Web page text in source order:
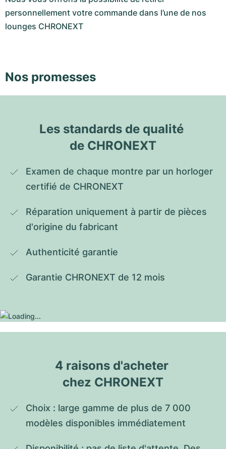
personnellement votre commande dans l’une de nos
lounges CHRONEXT
Nos promesses
Les standards de qualité
de CHRONEXT
Examen de chaque montre par un horloger
certifié de CHRONEXT
Réparation uniquement à partir de pièces
d'origine du fabricant
Authenticité garantie
Garantie CHRONEXT de 12 mois
4 raisons d'acheter
chez CHRONEXT
Choix : large gamme de plus de 7 000
modèles disponibles immédiatement